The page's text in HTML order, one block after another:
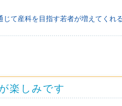
じて産科を目指す若者が増えてくれ
楽しみです